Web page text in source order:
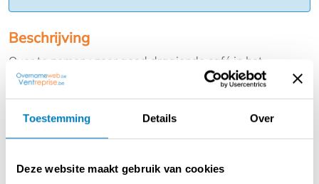
Toestemming Details Over
Deze website maakt gebruik van cookies
Beschrijving
Over te nemen : zeer goed draaiende café in het
historisch gedeelte van Antwerpen .
Deze horecazaak is gelegen in de regio Grote Markt /
Kathedraal / Groenplaats .
Zij bestaat reeds ruime tijd en is een begrip in deze
Dit café beschikt over een verbruikzaal met